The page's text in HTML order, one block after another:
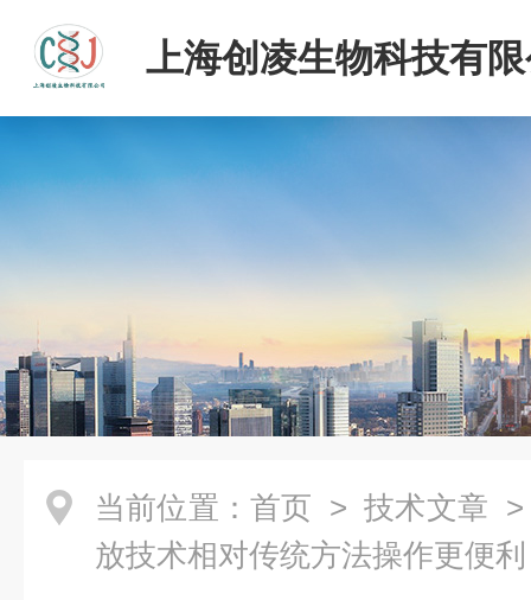
上海创凌生物科技有
当前位置： 首页 > 技术文章
放技术相对传统方法操作更便利